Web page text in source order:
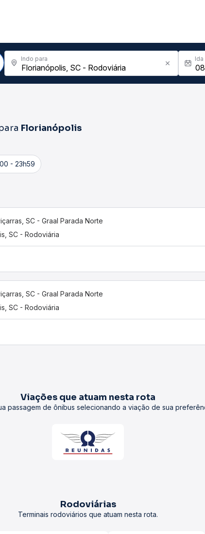
Indo para Ida
Florianópolis
- 23h59
SC - Graal Parada Norte
SC - Rodoviária
SC - Graal Parada Norte
SC - Rodoviária
Viações que atuam nesta rota
passagem de ônibus selecionando a viação de sua
Rodoviárias
Terminais rodoviários que atuam nesta rota.